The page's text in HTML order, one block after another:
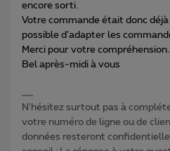
encore sorti.
Votre commande était donc déjà
possible d’adapter les
Merci pour votre compréhension.
Bel après-midi à vous
N'hésitez surtout pas à
votre numéro de ligne ou de
données resteront